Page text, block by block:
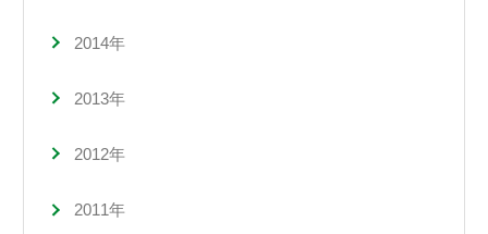
2014年
2013年
2012年
2011年